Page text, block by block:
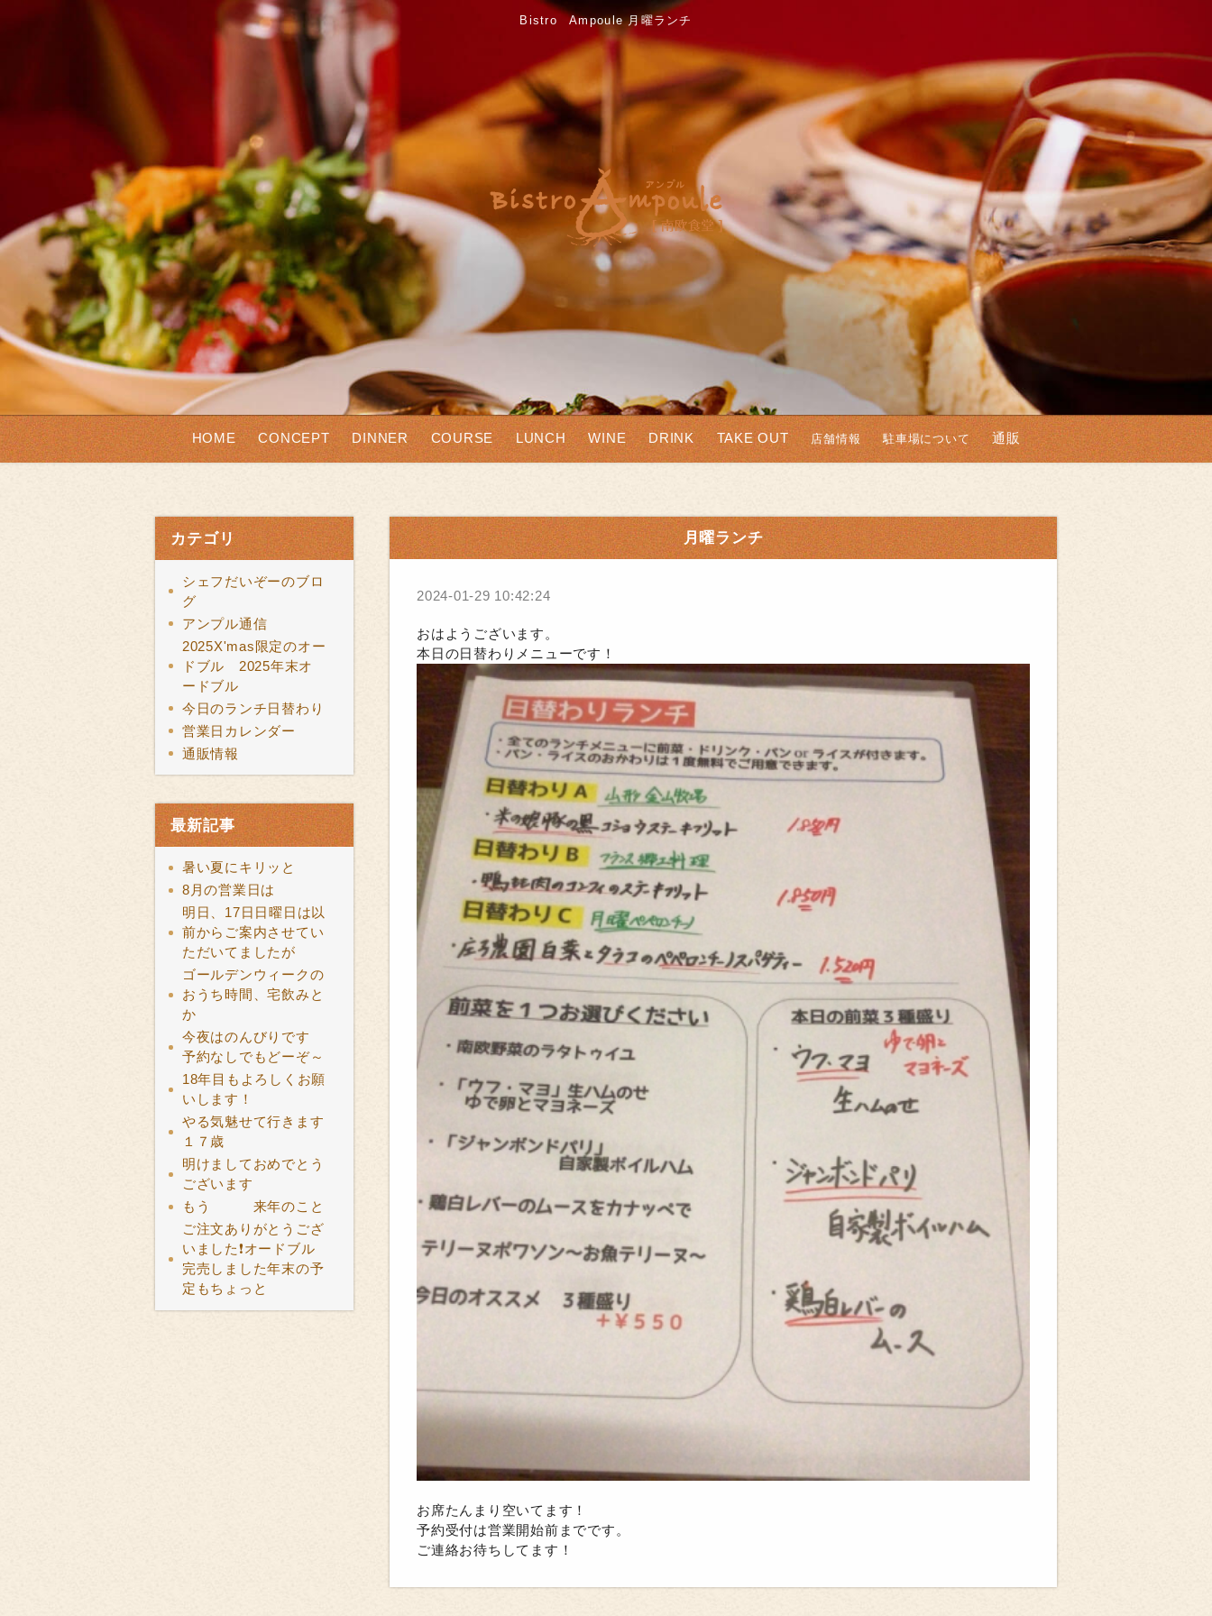
Bistro Ampoule 月曜ランチ
HOME CONCEPT DINNER COURSE LUNCH WINE DRINK TAKE OUT 店舗情報 駐車場について 通販
カテゴリ
シェフだいぞーのブロ
グ
アンプル通信
2025X'mas限定のオー
ドブル 2025年末オ
ードブル
今日のランチ日替わり
営業日カレンダー
通販情報
最新記事
暑い夏にキリッと
8月の営業日は
明日、17日日曜日は以
前からご案内させてい
ただいてましたが
ゴールデンウィークの
おうち時間、宅飲みと
か
今夜はのんびりです
予約なしでもどーぞ～
18年目もよろしくお願
いします！
やる気魅せて行きます
１７歳
明けましておめでとう
ございます
もう 来年のこと
ご注文ありがとうござ
いました❗オードブル
完売しました年末の予
定もちょっと
月曜ランチ
2024-01-29 10:42:24
おはようございます。
本日の日替わりメニューです！
お席たんまり空いてます！
予約受付は営業開始前までです。
ご連絡お待ちしてます！